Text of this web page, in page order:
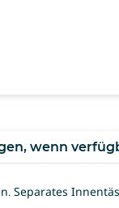
wenn
Separates